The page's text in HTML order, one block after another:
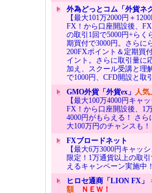
外為どっとコム「外貨ネ
【最大101万2000円＋
FX！から口座開設後、
の取引1回で5000円+らく
期買付で3000円。さらに
200FXポイント＆定期買
イント。さらに取引量に
加え、スクール受講と理
で1000円、CFD開設と取
GMO外貨「外貨ex」 人気
【最大100万4000円キャ
FX！から口座開設後、1
4000円がもらえる！ さ
大100万円のチャンスも！
FXブロードネット
【最大6万3000円キャッ
限定！1万通貨以上の取
えるキャンペーン実施中！
ヒロセ通商「LION FX」
額ＮＥＷ！